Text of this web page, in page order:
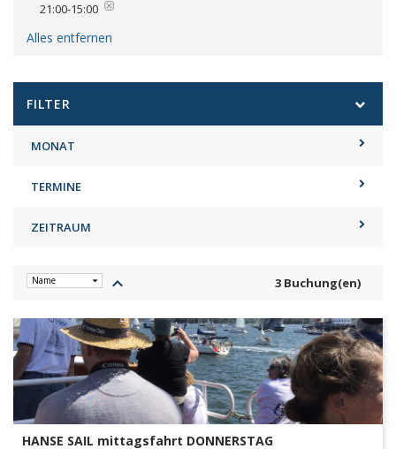
21:00-15:00
Alles entfernen
FILTER
MONAT
TERMINE
ZEITRAUM
keyboard_arrow_up 3 Buchung(en)
HANSE SAIL mittagsfahrt DONNERSTAG